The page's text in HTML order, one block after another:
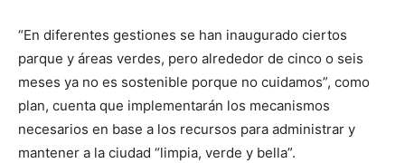
“En diferentes gestiones se han inaugurado ciertos
parque y áreas verdes, pero alrededor de cinco o seis
meses ya no es sostenible porque no cuidamos”, como
plan, cuenta que implementarán los mecanismos
necesarios en base a los recursos para administrar y
mantener a la ciudad “limpia, verde y bella”.